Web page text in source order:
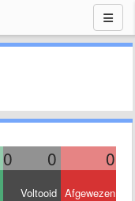
0 0 0
Voltooid Afgewezen